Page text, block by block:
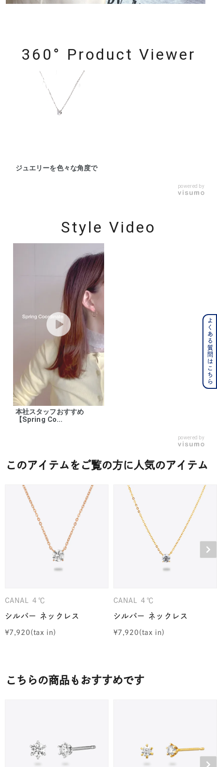
360° Product Viewer
ジュエリーを色々な角度で
powered by
Style Video
本社スタッフおすすめ
【Spring Co...
powered by
このアイテムをご覧の方に人気のアイテム
CANAL ４℃
シルバー ネックレス
¥7,920
CANAL ４℃
シルバー ネックレス
¥7,920
こちらの商品もおすすめです
よくある質問はこちら